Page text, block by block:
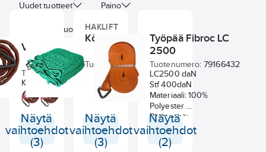
Uudet tuotteet Paino
Maksimityökuorma
Pituus
Vetoraksi Fibroc
Tuotenumero: 79166422
Kevyt, mutta vahva raksi
koneiden ja laitteiden
vetoon. Vetolujuudet 5 -
70 t. Vakiopituus 6 m,
saatavana myös muun
mittaisina ja erilaisilla
(koukku, sakkeli ym.)
Näytä
vaihtoehdot
(3)
HAKLIFT
Köysiverkko Haklift
Tuotenumero: 87288257
Näytä
vaihtoehdot
(3)
Työpää Fibroc LC
2500
Tuotenumero: 79166432
LC2500 daN
Stf 400daN
Materiaali: 100%
Polyester
Päätteenä:
Pyörökolmiopääte
Näytä
vaihtoehdot
(2)